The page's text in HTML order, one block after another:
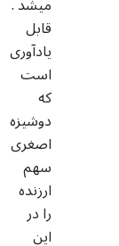
قابل
یادآوری
است
که
دوشیزه
اصغری
سهم
ارزنده
را در
این